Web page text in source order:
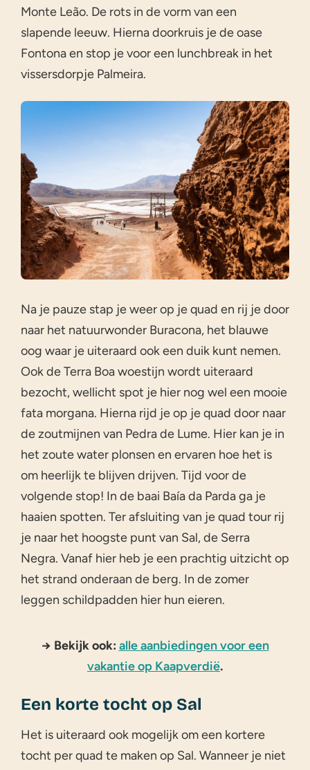
Monte Leão. De rots in de vorm van een
slapende leeuw. Hierna doorkruis je de oase
Fontona en stop je voor een lunchbreak in het
vissersdorpje Palmeira.
Na je pauze stap je weer op je quad en rij je door
naar het natuurwonder Buracona, het blauwe
oog waar je uiteraard ook een duik kunt nemen.
Ook de Terra Boa woestijn wordt uiteraard
bezocht, wellicht spot je hier nog wel een mooie
fata morgana. Hierna rijd je op je quad door naar
de zoutmijnen van Pedra de Lume. Hier kan je in
het zoute water plonsen en ervaren hoe het is
om heerlijk te blijven drijven. Tijd voor de
volgende stop! In de baai Baía da Parda ga je
haaien spotten. Ter afsluiting van je quad tour rij
je naar het hoogste punt van Sal, de Serra
Negra. Vanaf hier heb je een prachtig uitzicht op
het strand onderaan de berg. In de zomer
leggen schildpadden hier hun eieren.
→ Bekijk ook: alle aanbiedingen voor een
vakantie op Kaapverdië.
Een korte tocht op Sal
Het is uiteraard ook mogelijk om een kortere
tocht per quad te maken op Sal. Wanneer je niet